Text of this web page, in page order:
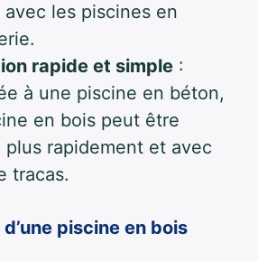
avec les piscines en
rapide et simple :
à une piscine en béton,
en bois peut être
plus rapidement et avec
tracas.
piscine en bois